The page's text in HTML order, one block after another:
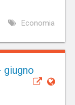
Economia
giugno